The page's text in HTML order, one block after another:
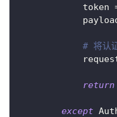
            token
# 将认
return
except